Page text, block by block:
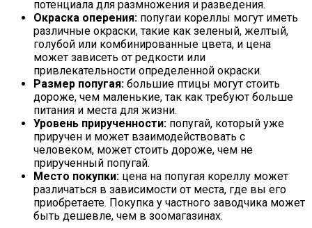
потенциала для размножения и разведения.
Окраска оперения: попугаи кореллы могут иметь
различные окраски, такие как зеленый, желтый,
голубой или комбинированные цвета, и цена
может зависеть от редкости или
привлекательности определенной окраски.
Размер попугая: большие птицы могут стоить
дороже, чем маленькие, так как требуют больше
питания и места для жизни.
Уровень прирученности: попугай, который уже
приручен и может взаимодействовать с
человеком, может стоить дороже, чем не
прирученный попугай.
Место покупки: цена на попугая кореллу может
различаться в зависимости от места, где вы его
приобретаете. Покупка у частного заводчика может
быть дешевле, чем в зоомагазинах.